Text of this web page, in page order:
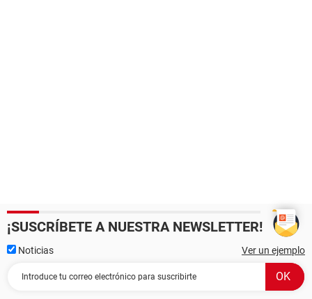
¡SUSCRÍBETE A NUESTRA NEWSLETTER!
Noticias Ver un ejemplo